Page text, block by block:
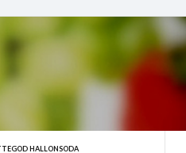
HALLONSODA